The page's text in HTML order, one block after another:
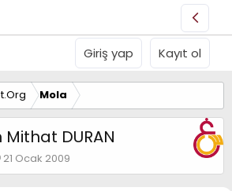
Giriş yap Kayıt ol
Mola
DURAN
B
a
21 Ocak 2009